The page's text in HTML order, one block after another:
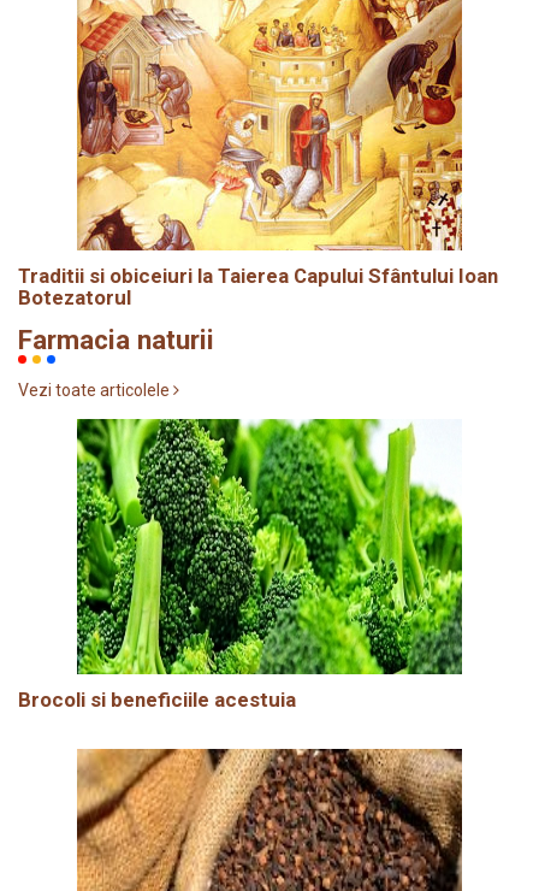
Traditii si obiceiuri la Taierea Capului Sfântului Ioan
Botezatorul
Farmacia naturii
Vezi toate articolele
Brocoli si beneficiile acestuia